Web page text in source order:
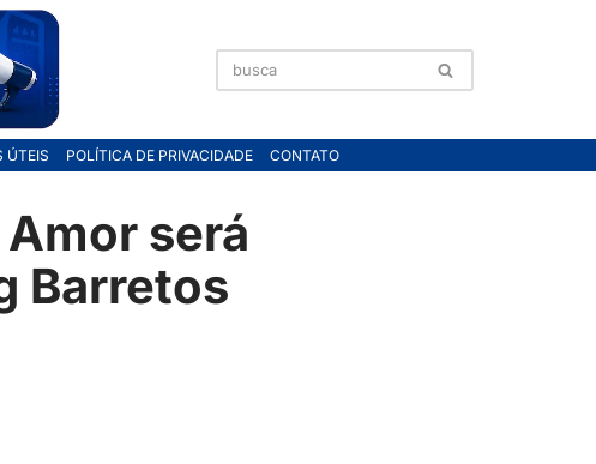
ÚTEIS POLÍTICA DE PRIVACIDADE CONTATO
será
Barretos